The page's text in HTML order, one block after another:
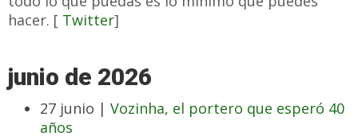
hacer. [ Twitter]
junio de 2026
27 junio | Vozinha, el portero que esperó 40
años